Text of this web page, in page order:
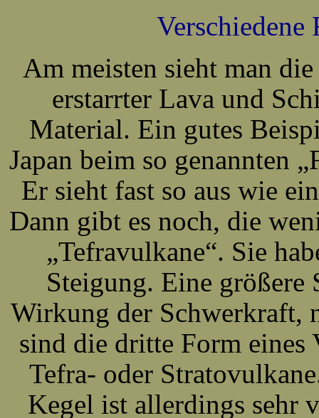
Verschiedene
Am meisten sieht man
erstarrter Lava und
Material. Ein gutes
Japan beim so genannten
Er sieht fast so aus wie
Dann gibt es noch, die
„Tefravulkane“. Sie
Steigung. Eine größere
Wirkung der Schwerkraft,
sind die dritte Form
Tefra- oder
Kegel ist allerdings sehr